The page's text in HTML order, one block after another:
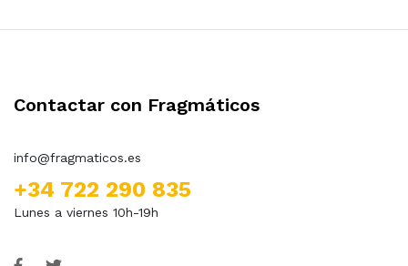
Contactar con Fragmáticos
info@fragmaticos.es
+34 722 290 835
Lunes a viernes 10h-19h